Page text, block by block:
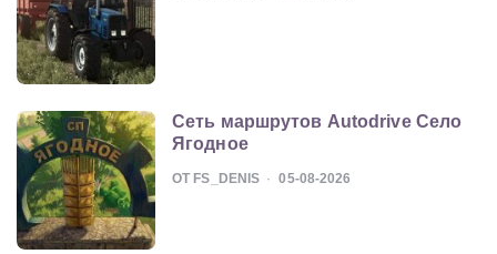
Сеть маршрутов Autodrive Село
Ягодное
ОТ FS_DENIS 05-08-2026